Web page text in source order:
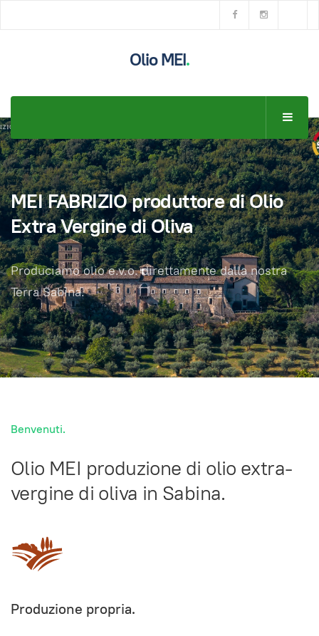
Olio MEI.
MEI FABRIZIO produttore di Olio
Extra Vergine di Oliva
Produciamo olio e.v.o. direttamente dalla nostra
Terra Sabina.
Benvenuti.
Olio MEI produzione di olio extra-
vergine di oliva in Sabina.
Produzione propria.